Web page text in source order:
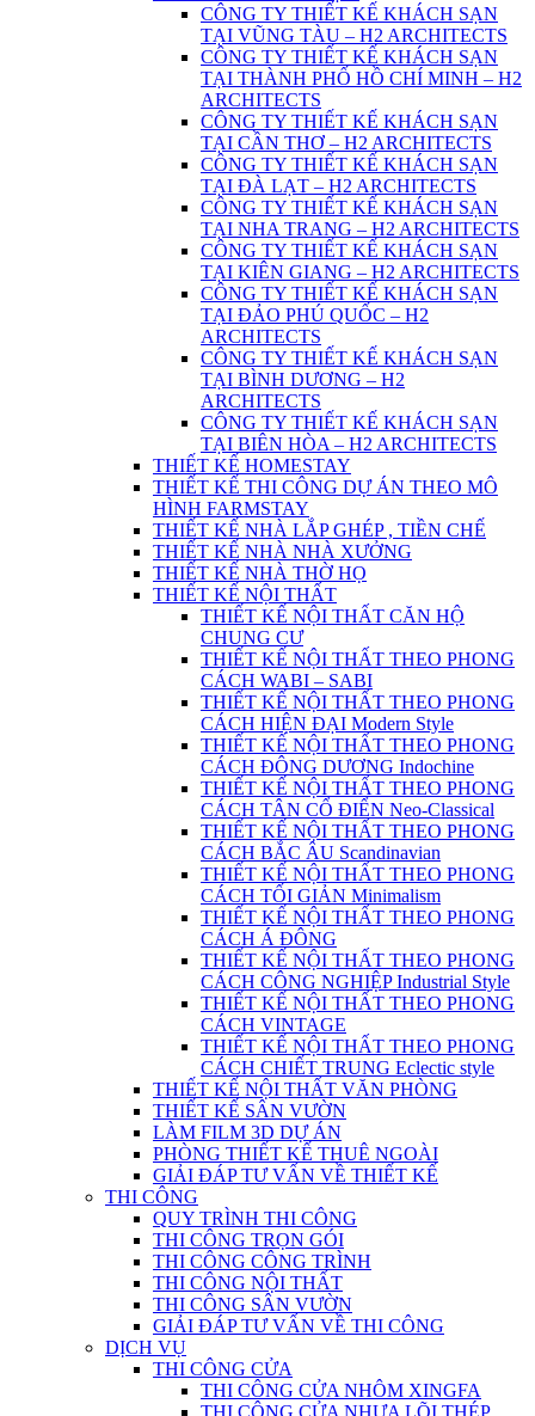
CÔNG TY THIẾT KẾ KHÁCH SẠN
TẠI VŨNG TÀU – H2 ARCHITECTS
CÔNG TY THIẾT KẾ KHÁCH SẠN
TẠI THÀNH PHỐ HỒ CHÍ MINH – H2
ARCHITECTS
CÔNG TY THIẾT KẾ KHÁCH SẠN
TẠI CẦN THƠ – H2 ARCHITECTS
CÔNG TY THIẾT KẾ KHÁCH SẠN
TẠI ĐÀ LẠT – H2 ARCHITECTS
CÔNG TY THIẾT KẾ KHÁCH SẠN
TẠI NHA TRANG – H2 ARCHITECTS
CÔNG TY THIẾT KẾ KHÁCH SẠN
TẠI KIÊN GIANG – H2 ARCHITECTS
CÔNG TY THIẾT KẾ KHÁCH SẠN
TẠI ĐẢO PHÚ QUỐC – H2
ARCHITECTS
CÔNG TY THIẾT KẾ KHÁCH SẠN
TẠI BÌNH DƯƠNG – H2
ARCHITECTS
CÔNG TY THIẾT KẾ KHÁCH SẠN
TẠI BIÊN HÒA – H2 ARCHITECTS
THIẾT KẾ HOMESTAY
THIẾT KẾ THI CÔNG DỰ ÁN THEO MÔ
HÌNH FARMSTAY
THIẾT KẾ NHÀ LẮP GHÉP , TIỀN CHẾ
THIẾT KẾ NHÀ NHÀ XƯỞNG
THIẾT KẾ NHÀ THỜ HỌ
THIẾT KẾ NỘI THẤT
THIẾT KẾ NỘI THẤT CĂN HỘ
CHUNG CƯ
THIẾT KẾ NỘI THẤT THEO PHONG
CÁCH WABI – SABI
THIẾT KẾ NỘI THẤT THEO PHONG
CÁCH HIỆN ĐẠI Modern Style
THIẾT KẾ NỘI THẤT THEO PHONG
CÁCH ĐÔNG DƯƠNG Indochine
THIẾT KẾ NỘI THẤT THEO PHONG
CÁCH TÂN CỔ ĐIỂN Neo-Classical
THIẾT KẾ NỘI THẤT THEO PHONG
CÁCH BẮC ÂU Scandinavian
THIẾT KẾ NỘI THẤT THEO PHONG
CÁCH TỐI GIẢN Minimalism
THIẾT KẾ NỘI THẤT THEO PHONG
CÁCH Á ĐÔNG
THIẾT KẾ NỘI THẤT THEO PHONG
CÁCH CÔNG NGHIỆP Industrial Style
THIẾT KẾ NỘI THẤT THEO PHONG
CÁCH VINTAGE
THIẾT KẾ NỘI THẤT THEO PHONG
CÁCH CHIẾT TRUNG Eclectic style
THIẾT KẾ NỘI THẤT VĂN PHÒNG
THIẾT KẾ SÂN VƯỜN
LÀM FILM 3D DỰ ÁN
PHÒNG THIẾT KẾ THUÊ NGOÀI
GIẢI ĐÁP TƯ VẤN VỀ THIẾT KẾ
THI CÔNG
QUY TRÌNH THI CÔNG
THI CÔNG TRỌN GÓI
THI CÔNG CÔNG TRÌNH
THI CÔNG NỘI THẤT
THI CÔNG SÂN VƯỜN
GIẢI ĐÁP TƯ VẤN VỀ THI CÔNG
DỊCH VỤ
THI CÔNG CỬA
THI CÔNG CỬA NHÔM XINGFA